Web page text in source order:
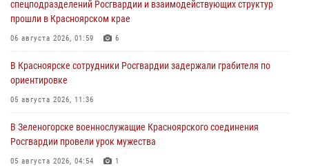
спецподразделений Росгвардии и взаимодействующих структур
прошли в Красноярском крае
06 августа 2026, 01:59 6
В Красноярске сотрудники Росгвардии задержали грабителя по
ориентировке
05 августа 2026, 11:36
В Зеленогорске военнослужащие Красноярского соединения
Росгвардии провели урок мужества
05 августа 2026, 04:54 1